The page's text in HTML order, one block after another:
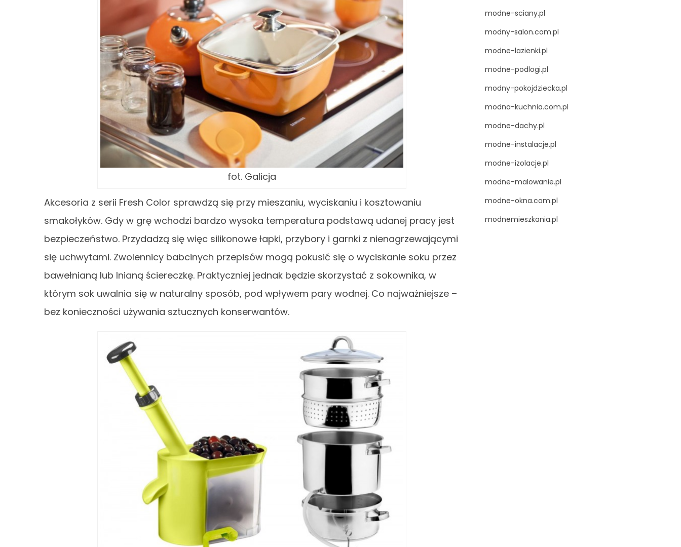
fot. Galicja
Akcesoria z serii Fresh Color sprawdzą się przy mieszaniu, wyciskaniu i kosztowaniu
smakołyków. Gdy w grę wchodzi bardzo wysoka temperatura podstawą udanej pracy jest
bezpieczeństwo. Przydadzą się więc silikonowe łapki, przybory i garnki z nienagrzewającymi
się uchwytami. Zwolennicy babcinych przepisów mogą pokusić się o wyciskanie soku przez
bawełnianą lub lnianą ściereczkę. Praktyczniej jednak będzie skorzystać z sokownika, w
którym sok uwalnia się w naturalny sposób, pod wpływem pary wodnej. Co najważniejsze –
bez konieczności używania sztucznych konserwantów.
modne-sciany.pl
modny-salon.com.pl
modne-lazienki.pl
modne-podlogi.pl
modny-pokojdziecka.pl
modna-kuchnia.com.pl
modne-dachy.pl
modne-instalacje.pl
modne-izolacje.pl
modne-malowanie.pl
modne-okna.com.pl
modnemieszkania.pl